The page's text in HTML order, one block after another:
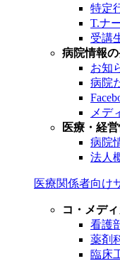
特定
T.ナ
受講
病院情報
お知
病院
メデ
医療・経
病院
法人
医療関係者向け
コ・メデ
看護
薬剤
臨床